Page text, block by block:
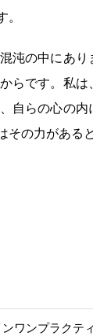
沌の中にあ
らです。私
自らの心の
の力がある
ワンプラクテ